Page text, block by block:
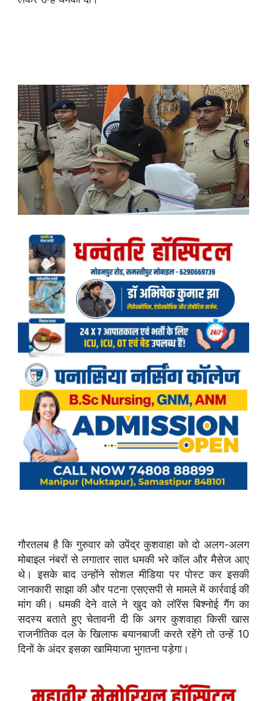
गौरतलब है कि गुरुवार को उपेंद्र कुशवाहा को दो अलग-अलग
मोबाइल नंबरों से लगातार सात धमकी भरे कॉल और मैसेज आए
थे। इसके बाद उन्होंने सोशल मीडिया पर पोस्ट कर इसकी
जानकारी साझा की और पटना एसएसपी से मामले में कार्रवाई की
मांग की। धमकी देने वाले ने खुद को लॉरेंस बिश्नोई गैंग का
सदस्य बताते हुए चेतावनी दी कि अगर कुशवाहा किसी खास
राजनीतिक दल के खिलाफ बयानबाजी करते रहेंगे तो उन्हें 10
दिनों के अंदर इसका खामियाजा भुगतना पड़ेगा।